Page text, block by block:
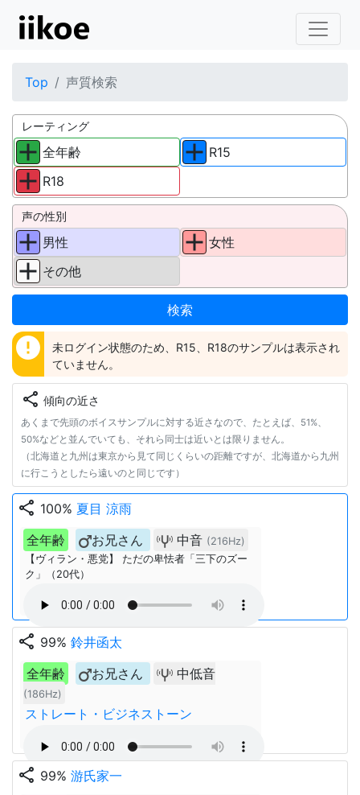
Top 声質検索
レーティング
全年齢
R18
R15
声の性別
男性
その他
女性
error
未ログイン状態のため、R15、R18のサンプルは表示され
ていません。
share 傾向の近さ
あくまで先頭のボイスサンプルに対する近さなので、たとえば、51%、
50%などと並んでいても、それら同士は近いとは限りません。
（北海道と九州は東京から見て同じくらいの距離ですが、北海道から九州
に行こうとしたら遠いのと同じです）
share 100% 夏目 涼雨
全年齢
お兄さん 中音 (216Hz)
【ヴィラン・悪党】 ただの卑怯者「三下のズー
ク」（20代）
share 99% 鈴井函太
全年齢
お兄さん 中低音
(186Hz)
ストレート・ビジネストーン
share 99% 游氏家一